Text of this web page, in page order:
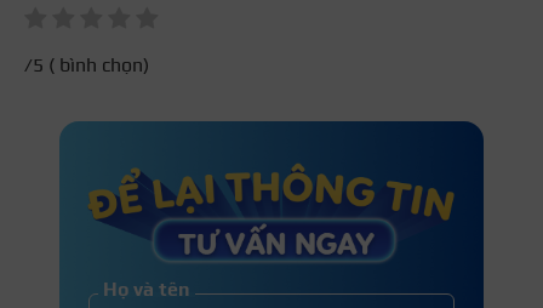
/5 ( bình chọn)
Họ và tên